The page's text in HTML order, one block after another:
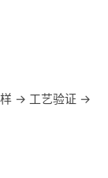
→ 工艺验证 →